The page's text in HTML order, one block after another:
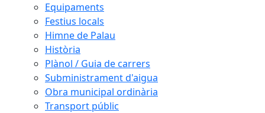
Equipaments
Festius locals
Himne de Palau
Història
Plànol / Guia de carrers
Subministrament d'aigua
Obra municipal ordinària
Transport públic